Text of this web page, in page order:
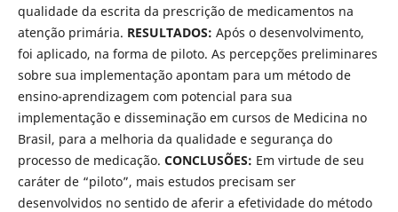
qualidade da escrita da prescrição de medicamentos na
atenção primária. RESULTADOS: Após o desenvolvimento,
foi aplicado, na forma de piloto. As percepções preliminares
sobre sua implementação apontam para um método de
ensino-aprendizagem com potencial para sua
implementação e disseminação em cursos de Medicina no
Brasil, para a melhoria da qualidade e segurança do
processo de medicação. CONCLUSÕES: Em virtude de seu
caráter de “piloto”, mais estudos precisam ser
desenvolvidos no sentido de aferir a efetividade do método